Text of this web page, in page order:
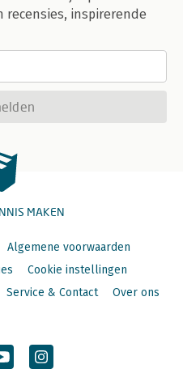
recensies, inspirerende
MAKEN
Algemene voorwaarden
Cookie instellingen
Service & Contact Over ons